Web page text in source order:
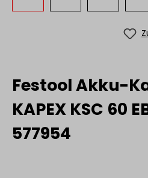
Festool Akku-
KAPEX KSC 60
577954